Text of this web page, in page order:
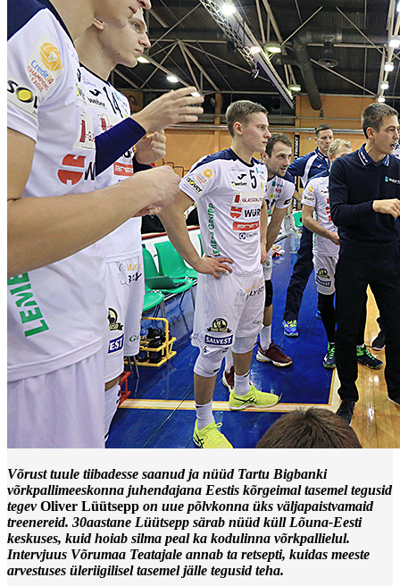
Võrust tuule tiibadesse saanud ja nüüd Tartu Bigbanki
võrkpallimeeskonna juhendajana Eestis kõrgeimal tasemel tegusid
tegevOliver Lüütsepp on uue põlvkonna üks väljapaistvamaid
treenereid. 30aastane Lüütsepp särab nüüd küll Lõuna-Eesti
keskuses, kuid hoiab silma peal ka kodulinna võrkpallielul.
Intervjuus Võrumaa Teatajale annab ta retsepti, kuidas meeste
arvestuses üleriigilisel tasemel jälle tegusid teha.